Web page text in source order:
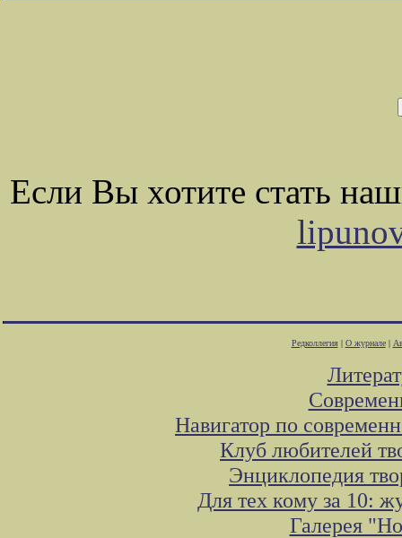
Если Вы хотите стать
Редколлегия| О журнале|
Навигатор по
Клуб любителей
Энциклопедия
Для тех кому за 10:
Галерея